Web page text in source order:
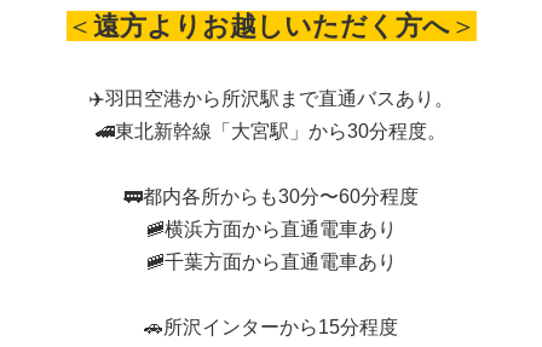
＜ 遠方よりお越しいただく方へ＞
✈️羽田空港から所沢駅まで直通バスあり。
🚄東北新幹線「大宮駅」から30分程度。
🚃都内各所からも30分〜60分程度
🚞横浜方面から直通電車あり
🚞千葉方面から直通電車あり
🚗所沢インターから15分程度